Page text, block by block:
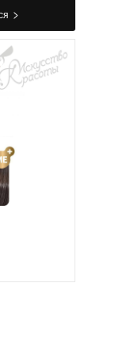
>
>Краска
грильяж 60